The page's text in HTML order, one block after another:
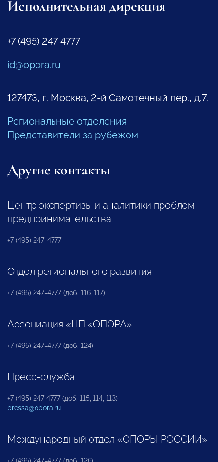
Исполнительная дирекция
+7 (495) 247 4777
id@opora.ru
127473, г. Москва, 2-й Самотечный пер., д.7.
Региональные отделения
Представители за рубежом
Другие контакты
Центр экспертизы и аналитики проблем
предпринимательства
+7 (495) 247-4777
Отдел регионального развития
+7 (495) 247-4777 (доб. 116, 117)
Ассоциация «НП «ОПОРА»
+7 (495) 247-4777 (доб. 124)
Пресс-служба
+7 (495) 247 4777 (доб. 115, 114, 113)
pressa@opora.ru
Международный отдел «ОПОРЫ РОССИИ»